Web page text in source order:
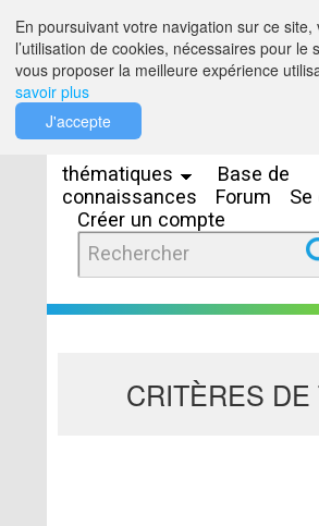
thématiques
Base de
connaissances
Forum
Se
Créer un compte
CRITÈRES DE
En poursuivant votre navigation sur ce site,
l’utilisation de cookies, nécessaires pour le
vous proposer la meilleure expérience
savoir plus
J'accepte